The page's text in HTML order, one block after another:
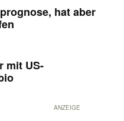
hat aber
mit US-
ANZEIGE